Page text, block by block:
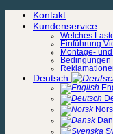
Zum
Inhalt
Kontakt
Kundenservice
Welches
Einführung
Montage-
Deutsch